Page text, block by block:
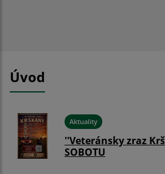
Úvod
Aktuality
''Veteránsky zraz
SOBOTU